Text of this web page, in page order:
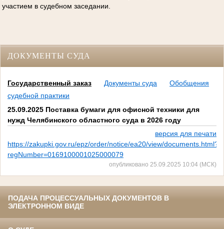
участием в судебном заседании.
ДОКУМЕНТЫ СУДА
Государственный заказ Документы суда
Обобщения
судебной практики
25.09.2025 Поставка бумаги для офисной техники для
нужд Челябинского областного суда в 2026 году
версия для печати
https://zakupki.gov.ru/epz/order/notice/ea20/view/documents.html?
regNumber=0169100001025000079
опубликовано 25.09.2025 10:04 (МСК)
ПОДАЧА ПРОЦЕССУАЛЬНЫХ ДОКУМЕНТОВ В
ЭЛЕКТРОННОМ ВИДЕ